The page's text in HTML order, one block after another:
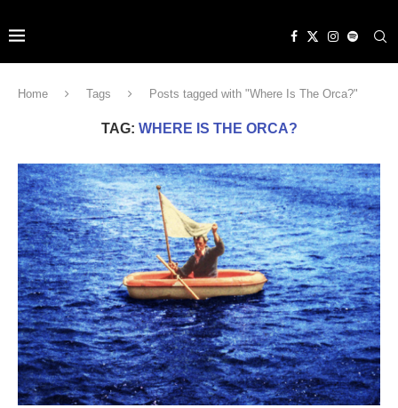
Home Tags Posts tagged with "Where Is The Orca?"
TAG: WHERE IS THE ORCA?